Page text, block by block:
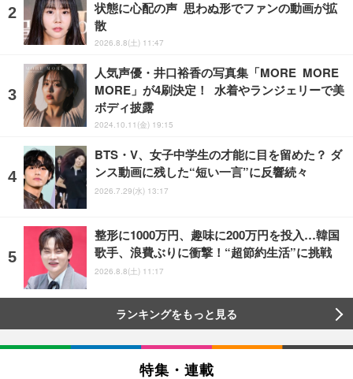
状態に心配の声 思わぬ形でファンの動画が拡
散
2026.8.8(土) 11:47
人気声優・井口裕香の写真集「MORE MORE
MORE」が4刷決定！ 水着やランジェリーで美
ボディ披露
2024.10.11(金) 19:15
BTS・V、女子中学生の才能に目を留めた？ ダ
ンス動画に残した“短い一言”に反響続々
2026.7.29(水) 13:17
整形に1000万円、趣味に200万円を投入…韓国
歌手、浪費ぶりに衝撃！“超節約生活”に挑戦
2026.8.8(土) 11:17
ランキングをもっと見る
特集・連載